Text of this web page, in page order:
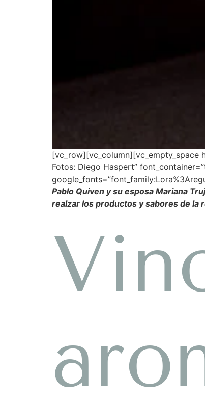
[vc_row][vc_column][vc_empty_space
Fotos: Diego Haspert”
Pablo Quiven y su esposa Mariana
realzar los productos y sabores de la